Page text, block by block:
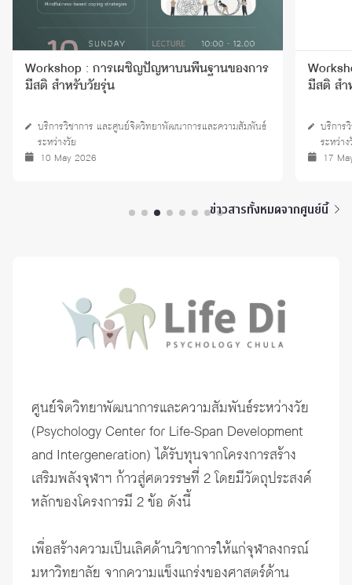
Workshop : การเผชิญปัญหาบนพื้นฐานของการ
มีสติ สำหรับวัยรุ่น
บริการวิชาการ และศูนย์จิตวิทยาพัฒนาการและความสัมพันธ์
ระหว่างวัย
10 May 2026
มีสติ ส
บริการ
ระหว่าง
17
ข่าวสารทั้งหมดจากศูนย์นี้
ศูนย์จิตวิทยาพัฒนาการและความสัมพันธ์ระหว่างวัย
(Psychology Center for Life-Span Development
and Intergeneration) ได้รับทุนจากโครงการสร้าง
เสริมพลังจุฬาฯ ก้าวสู่ศตวรรษที่ 2 โดยมีวัตถุประสงค์
หลักของโครงการมี 2 ข้อ ดังนี้
เพื่อสร้างความเป็นเลิศด้านวิชาการให้แก่จุฬาลงกรณ์
มหาวิทยาลัย จากความแข็งแกร่งของศาสตร์ด้าน